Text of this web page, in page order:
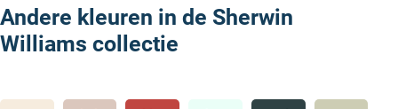
Andere kleuren in de Sherwin
Williams collectie